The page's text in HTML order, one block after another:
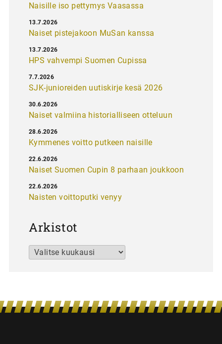
Naisille iso pettymys Vaasassa
Naiset pistejakoon MuSan kanssa
13.7.2026
HPS vahvempi Suomen Cupissa
13.7.2026
SJK-junioreiden uutiskirje kesä 2026
7.7.2026
Naiset valmiina historialliseen otteluun
30.6.2026
Kymmenes voitto putkeen naisille
28.6.2026
Naiset Suomen Cupin 8 parhaan joukkoon
22.6.2026
Naisten voittoputki venyy
22.6.2026
Arkistot
Arkistot